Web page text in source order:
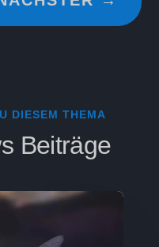
DIESEM THEMA
Beiträge